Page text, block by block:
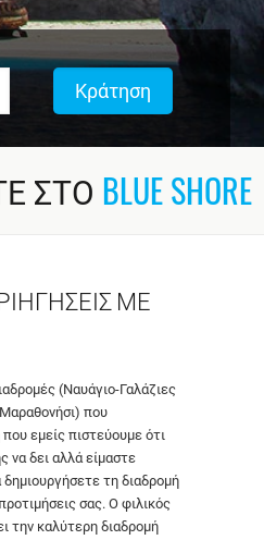
ΣΤΟ BLUE SHORE
ΜΕ
(Ναυάγιο-Γαλάζιες
που
εμείς πιστεύουμε ότι
να δει αλλά είμαστε
τη διαδρομή
σας. Ο φιλικός
την καλύτερη διαδρομή